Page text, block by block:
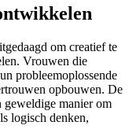
om creatief te
Vrouwen die
probleemoplossende
opbouwen. De
geweldige manier om
logisch denken,